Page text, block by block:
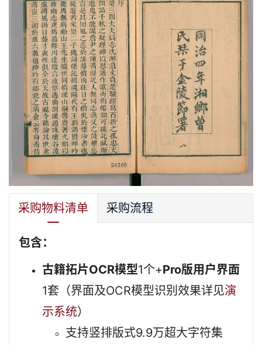
采购物料清单 采购流程
包含：
古籍拓片OCR模型1个+Pro版用户界面
1套（界面及OCR模型识别效果详见演
示系统）
支持竖排版式9.9万超大字符集